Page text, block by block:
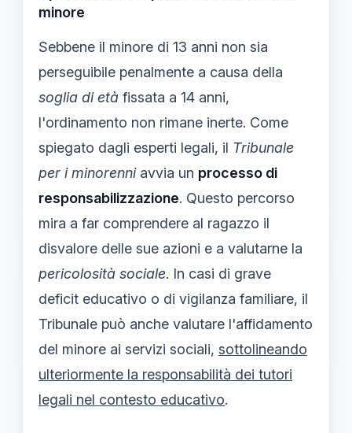
minore
Sebbene il minore di 13 anni non sia
perseguibile penalmente a causa della
soglia di età fissata a 14 anni,
l'ordinamento non rimane inerte. Come
spiegato dagli esperti legali, il Tribunale
per i minorenniavvia un processo di
responsabilizzazione. Questo percorso
mira a far comprendere al ragazzo il
disvalore delle sue azioni e a valutarne la
pericolosità sociale. In casi di grave
deficit educativo o di vigilanza familiare, il
Tribunale può anche valutare l'affidamento
del minore ai servizi sociali, sottolineando
ulteriormente la responsabilità dei tutori
legali nel contesto educativo.